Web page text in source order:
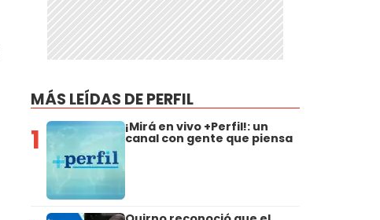
MÁS LEÍDAS DE PERFIL
1 ¡Mirá en vivo +Perfil!: un
canal con gente que piensa